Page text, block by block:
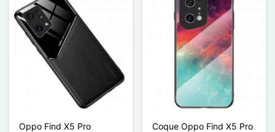
Oppo Find X5 Pro
Coque Oppo Find X5 Pro